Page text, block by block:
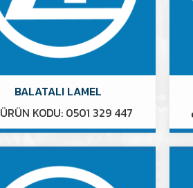
BALATALI LAMEL
ÜRÜN KODU: 0501 329 447